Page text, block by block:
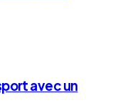
avec un